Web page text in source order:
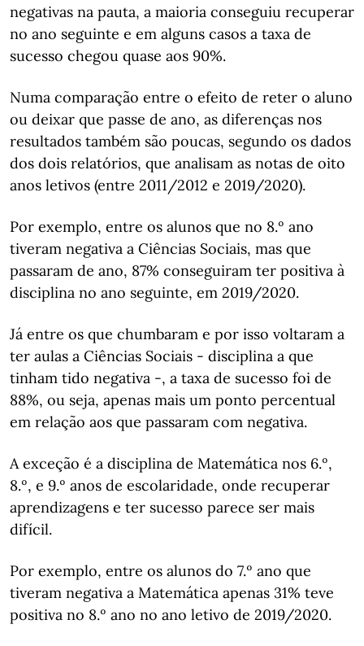
negativas na pauta, a maioria conseguiu recuperar
no ano seguinte e em alguns casos a taxa de
sucesso chegou quase aos 90%.
Numa comparação entre o efeito de reter o aluno
ou deixar que passe de ano, as diferenças nos
resultados também são poucas, segundo os dados
dos dois relatórios, que analisam as notas de oito
anos letivos (entre 2011/2012 e 2019/2020).
Por exemplo, entre os alunos que no 8.º ano
tiveram negativa a Ciências Sociais, mas que
passaram de ano, 87% conseguiram ter positiva à
disciplina no ano seguinte, em 2019/2020.
Já entre os que chumbaram e por isso voltaram a
ter aulas a Ciências Sociais - disciplina a que
tinham tido negativa -, a taxa de sucesso foi de
88%, ou seja, apenas mais um ponto percentual
em relação aos que passaram com negativa.
A exceção é a disciplina de Matemática nos 6.º,
8.º, e 9.º anos de escolaridade, onde recuperar
aprendizagens e ter sucesso parece ser mais
difícil.
Por exemplo, entre os alunos do 7.º ano que
tiveram negativa a Matemática apenas 31% teve
positiva no 8.º ano no ano letivo de 2019/2020.